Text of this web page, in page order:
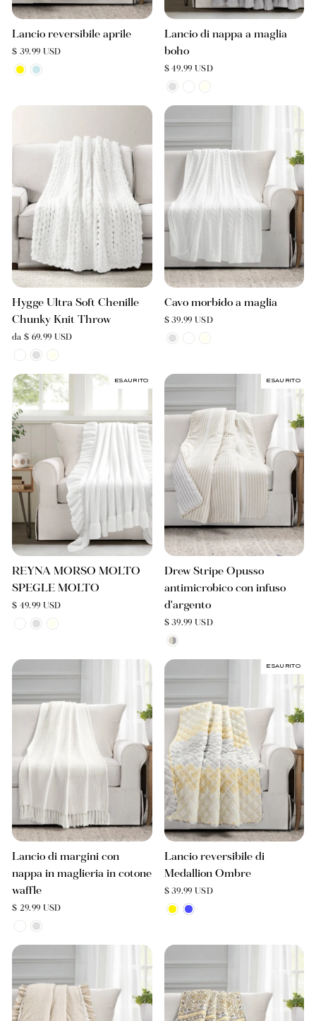
Lancio reversibile aprile
$ 39.99 USD
Lancio di nappa a maglia
boho
$ 49.99 USD
Hygge Ultra Soft Chenille
Chunky Knit Throw
da $ 69.99 USD
Cavo morbido a maglia
$ 39.99 USD
Esaurito
REYNA MORSO MOLTO
SPEGLE MOLTO
$ 49.99 USD
Esaurito
Drew Stripe Opusso
antimicrobico con infuso
d'argento
$ 39.99 USD
Lancio di margini con
nappa in maglieria in cotone
waffle
$ 29.99 USD
Esaurito
Lancio reversibile di
Medallion Ombre
$ 39.99 USD